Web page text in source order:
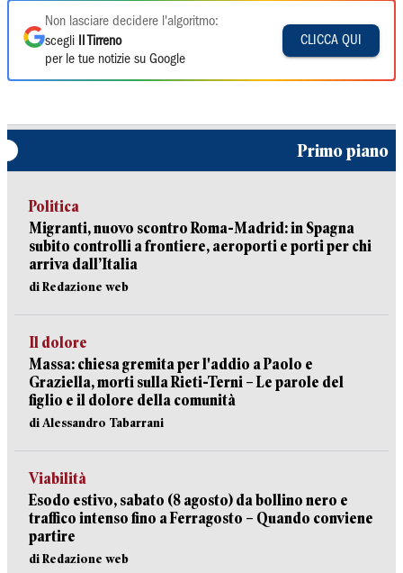
Non lasciare decidere l'algoritmo:
scegli
Il Tirreno
per le tue notizie su Google
CLICCA QUI
Primo piano
Politica
Migranti, nuovo scontro Roma-Madrid: in Spagna
subito controlli a frontiere, aeroporti e porti per chi
arriva dall’Italia
di Redazione web
Il dolore
Massa: chiesa gremita per l'addio a Paolo e
Graziella, morti sulla Rieti-Terni – Le parole del
figlio e il dolore della comunità
di Alessandro Tabarrani
Viabilità
Esodo estivo, sabato (8 agosto) da bollino nero e
traffico intenso fino a Ferragosto – Quando conviene
partire
di Redazione web